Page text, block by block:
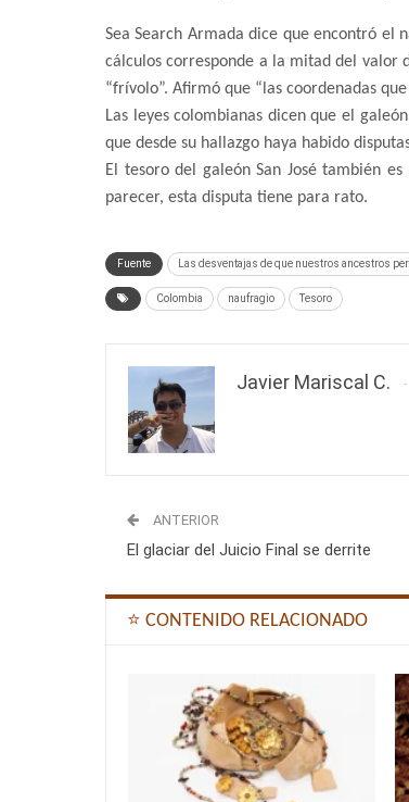
Sea Search Armada dice que encontró el
cálculos corresponde a la mitad del valor
“frívolo”. Afirmó que “las coordenadas
Las leyes colombianas dicen que el
que desde su hallazgo haya habido
El tesoro del galeón San José también
parecer, esta disputa tiene para rato.
Fuente Las desventajas de que nuestros ancestros
Colombia naufragio Tesoro
Javier Mariscal C.
ANTERIOR
El glaciar del Juicio Final se derrite
⭐ CONTENIDO RELACIONADO